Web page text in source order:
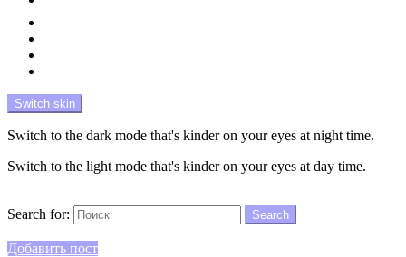
Switch skin
Switch to the dark mode that's kinder on your eyes at night time.
Switch to the light mode that's kinder on your eyes at day time.
Search for:
Search
Добавить пост